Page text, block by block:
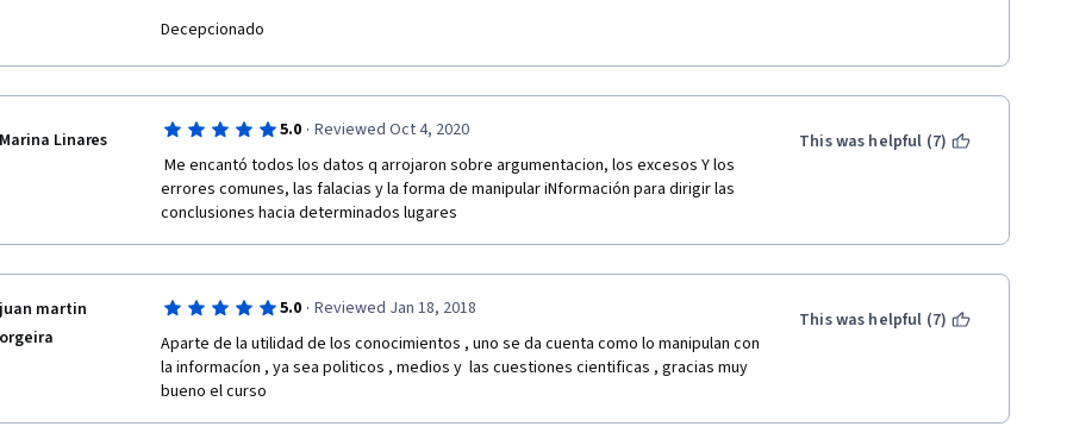
Decepcionado
Marina Linares 5.0 · Reviewed Oct 4, 2020
errores comunes, las falacias y la forma de manipular iNformación para dirigir las
conclusiones hacia determinados lugares
This was helpful (7)
juan martin
orgeira
5.0 · Reviewed Jan 18, 2018
Aparte de la utilidad de los conocimientos , uno se da cuenta como lo manipulan con
la informacíon , ya sea politicos , medios y  las cuestiones cientificas , gracias muy
bueno el curso
This was helpful (7)